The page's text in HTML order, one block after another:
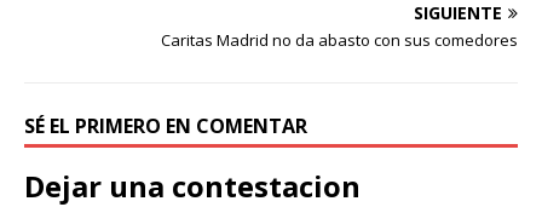
SIGUIENTE
Caritas Madrid no da abasto con sus comedores
SÉ EL PRIMERO EN COMENTAR
Dejar una contestacion